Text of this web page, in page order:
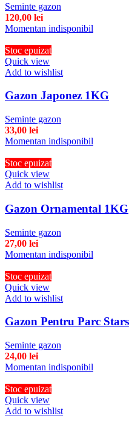
Seminte gazon
120,00 lei
Momentan indisponibil
Stoc epuizat
Quick view
Add to wishlist
Gazon Japonez 1KG
Seminte gazon
33,00 lei
Momentan indisponibil
Stoc epuizat
Quick view
Add to wishlist
Gazon Ornamental 1KG
Seminte gazon
27,00 lei
Momentan indisponibil
Stoc epuizat
Quick view
Add to wishlist
Gazon Pentru Parc
Seminte gazon
24,00 lei
Momentan indisponibil
Stoc epuizat
Quick view
Add to wishlist